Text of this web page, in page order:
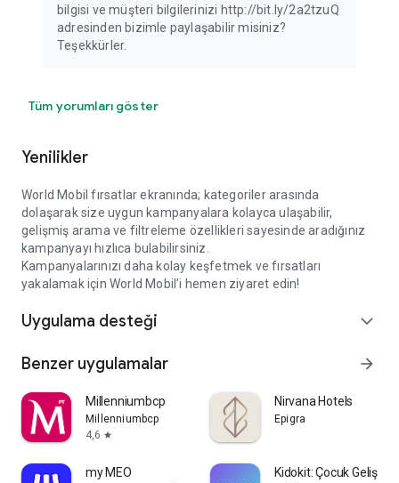
bilgisi ve müşteri bilgilerinizi http://bit.ly/2a2tzuQ
adresinden bizimle paylaşabilir misiniz?
Teşekkürler.
Tüm yorumları göster
Yenilikler
World Mobil fırsatlar ekranında; kategoriler arasında
dolaşarak size uygun kampanyalara kolayca ulaşabilir,
gelişmiş arama ve filtreleme özellikleri sayesinde aradığınız
kampanyayı hızlıca bulabilirsiniz.
Kampanyalarınızı daha kolay keşfetmek ve fırsatları
yakalamak için World Mobil’i hemen ziyaret edin!
Uygulama desteği expand_more
Benzer uygulamalar arrow_forward
Millenniumbcp
Millenniumbcp
4,6 star
Nirvana Hotels
Epigra
my MEO Kidokit: Çocuk Gelişimi